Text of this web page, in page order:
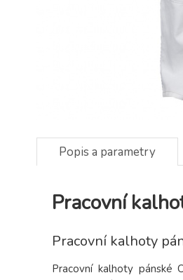
Popis a parametry
Pracovní
Pracovní kalhoty
Pracovní kalhoty pánské